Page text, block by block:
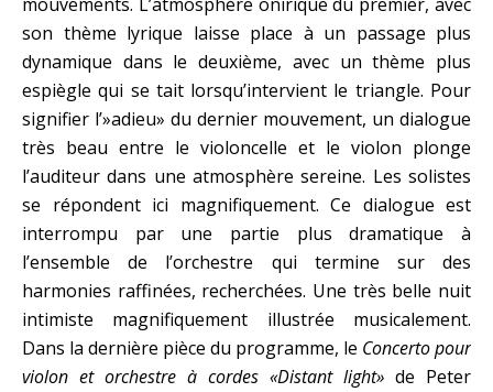
son thème lyrique laisse place à un passage plus
dynamique dans le deuxième, avec un thème plus
espiègle qui se tait lorsqu’intervient le triangle. Pour
signifier l’»adieu» du dernier mouvement, un dialogue
très beau entre le violoncelle et le violon plonge
l’auditeur dans une atmosphère sereine. Les solistes
se répondent ici magnifiquement. Ce dialogue est
interrompu par une partie plus dramatique à
l’ensemble de l’orchestre qui termine sur des
harmonies raffinées, recherchées. Une très belle nuit
intimiste magnifiquement illustrée musicalement.
Dans la dernière pièce du programme, le Concerto pour
violon et orchestre à cordes «Distant light» de Peter